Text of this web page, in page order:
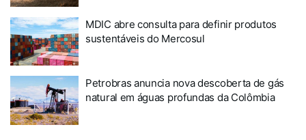
MDIC abre consulta para definir produtos
sustentáveis do Mercosul
Petrobras anuncia nova descoberta de gás
natural em águas profundas da Colômbia